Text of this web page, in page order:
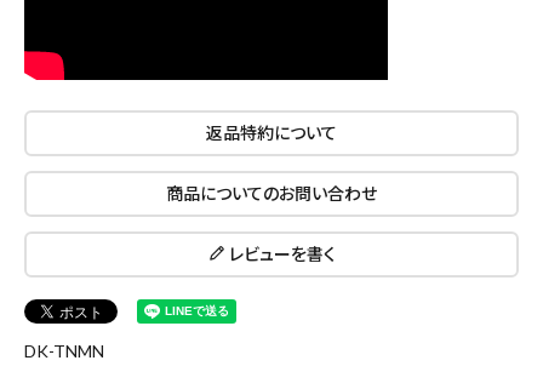
search
腰袋 バンスト展示品
カテゴリーから探す ブランドから探す
返品特約について
商品についてのお問い合わせ
レビューを書く
DK-TNMN